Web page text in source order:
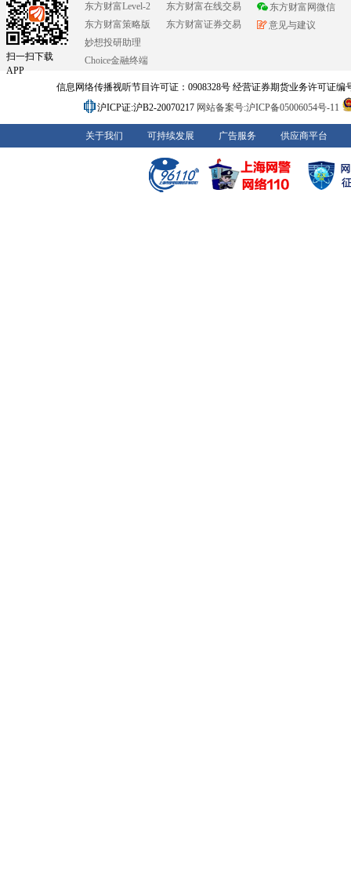
扫一扫下载
APP
东方财富Level-2
东方财富策略版
妙想投研助理
Choice金融终端
东方财富在线交易
东方财富证券交易
东方财富网微信
意见与建议
信息网络传播视听节目许可证：0908328号 经营证券期货业务许可证编
沪ICP证:沪B2-20070217 网站备案号:沪ICP备05006054号-11
关于我们 可持续发展 广告服务 供应商平台